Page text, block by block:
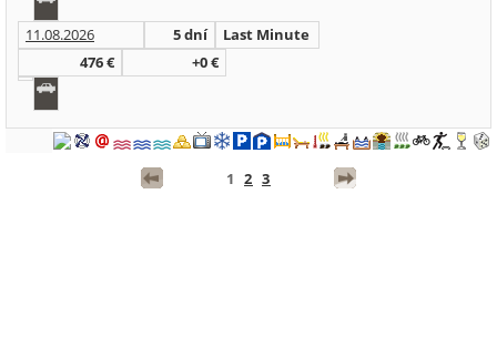
11.08.2026 5 dní
Last Minute
476 €
+0 €
1 2 3